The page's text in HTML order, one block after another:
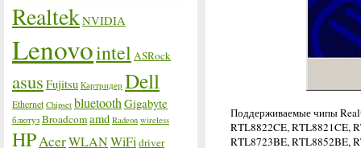
RealtekNVIDIA
Lenovointel ASRock
asus Fujitsu Картридер Dell
Ethernet Chipset bluetooth Gigabyte
блютуз Broadcomamd Radeon wireless
HPAcerWLANWiFi driver
Поддерживаемые чипы
RTL8822CE, RTL8821CE,
RTL8723BE, RTL8852BE,